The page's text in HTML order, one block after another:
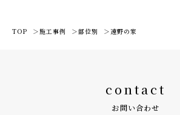
TOP 施工事例 部位別 遠野の家
contact
お問い合わせ